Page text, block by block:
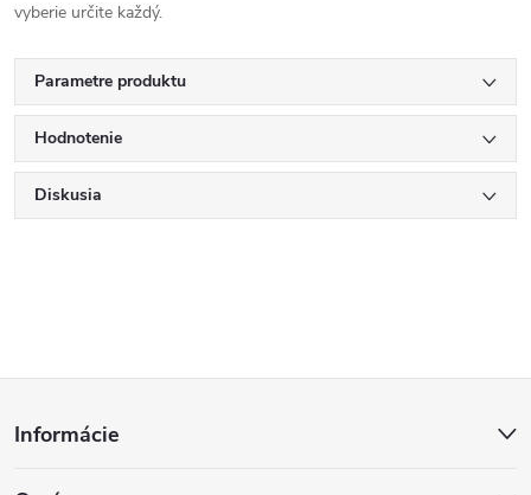
vyberie určite každý.
Parametre produktu
Hodnotenie
Diskusia
Informácie